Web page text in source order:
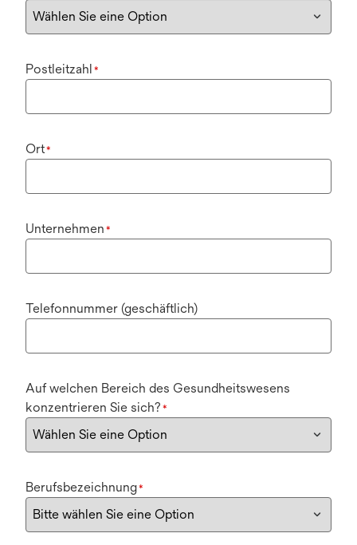
Postleitzahl *
Ort*
Unternehmen *
Telefonnummer (geschäftlich)
Auf welchen Bereich des Gesundheitswesens
konzentrieren Sie sich? *
Berufsbezeichnung*